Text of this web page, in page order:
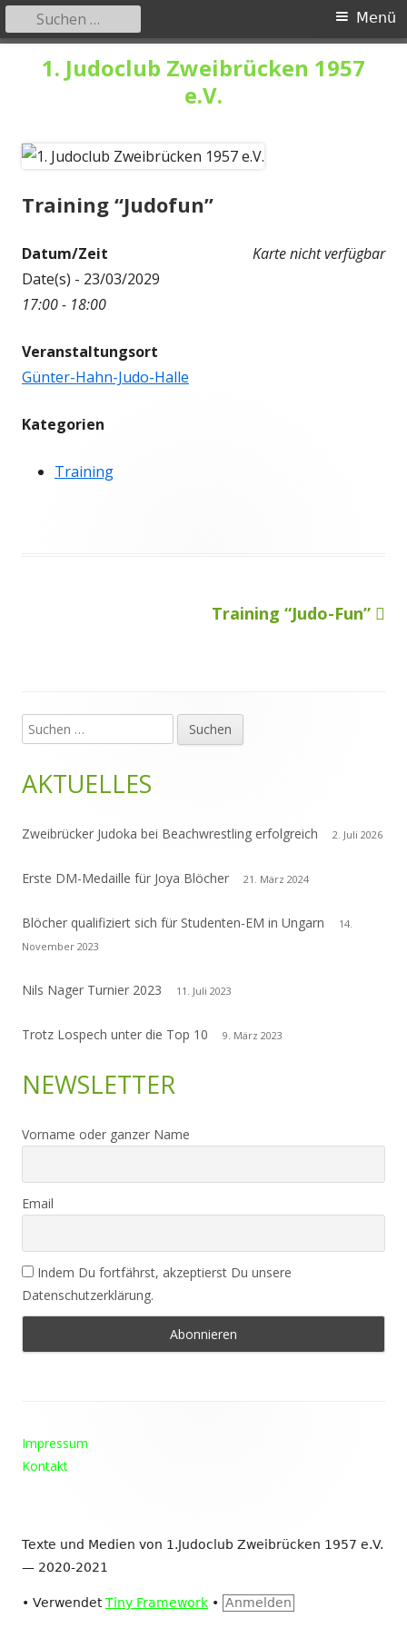
1. Judoclub Zweibrücken 1957
e.V.
Primäres
Menü
Menü
Suchen
nach:
Training “Judofun”
Karte nicht verfügbar
Datum/Zeit
Date(s) - 23/03/2029
17:00 - 18:00
Veranstaltungsort
Günter-Hahn-Judo-Halle
Kategorien
Training
BeitragsnavigationNächster
Training “Judo-Fun”
Haupt-
Seitenleiste
Suchen
nach:
AKTUELLES
Zweibrücker Judoka bei Beachwrestling erfolgreich 2. Juli 2026
Erste DM-Medaille für Joya Blöcher 21. März 2024
Blöcher qualifiziert sich für Studenten-EM in Ungarn
14.
November 2023
Nils Nager Turnier 2023 11. Juli 2023
Trotz Lospech unter die Top 10 9. März 2023
NEWSLETTER
Vorname oder ganzer Name
Email
Indem Du fortfährst, akzeptierst Du unsere
Datenschutzerklärung.
Inhalt
Impressum
Kontakt
Texte und Medien von 1.Judoclub Zweibrücken 1957 e.V.
— 2020-2021
• VerwendetTiny Framework • Anmelden